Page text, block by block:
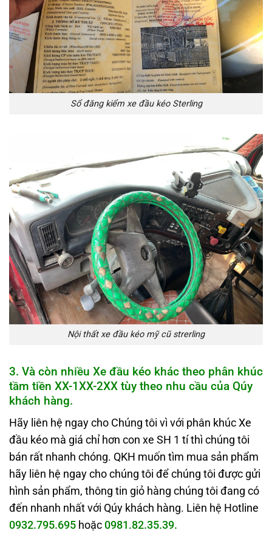
Sổ đăng kiểm xe đầu kéo Sterling
Nội thất xe đầu kéo mỹ cũ strerling
3. Và còn nhiều Xe đầu kéo khác theo phân khúc
tầm tiền XX-1XX-2XX tùy theo nhu cầu của Qúy
khách hàng.
Hãy liên hệ ngay cho Chúng tôi vì với phân khúc Xe
đầu kéo mà giá chỉ hơn con xe SH 1 tí thì chúng tôi
bán rất nhanh chóng. QKH muốn tìm mua sản phẩm
hãy liên hệ ngay cho chúng tôi để chúng tôi được gửi
hình sản phẩm, thông tin giỏ hàng chúng tôi đang có
đến nhanh nhất với Qúy khách hàng. Liên hệ Hotline
0932.795.695 hoặc 0981.82.35.39.